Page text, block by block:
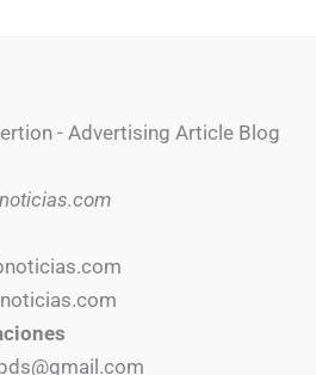
- Advertising Article Blog